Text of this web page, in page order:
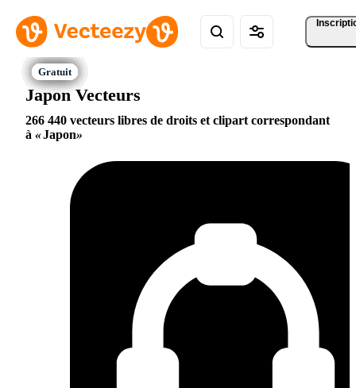
Japon Vecteurs
266 440 vecteurs libres de droits et clipart correspondant
à
Japon